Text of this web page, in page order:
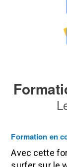
Formation en
Avec cette